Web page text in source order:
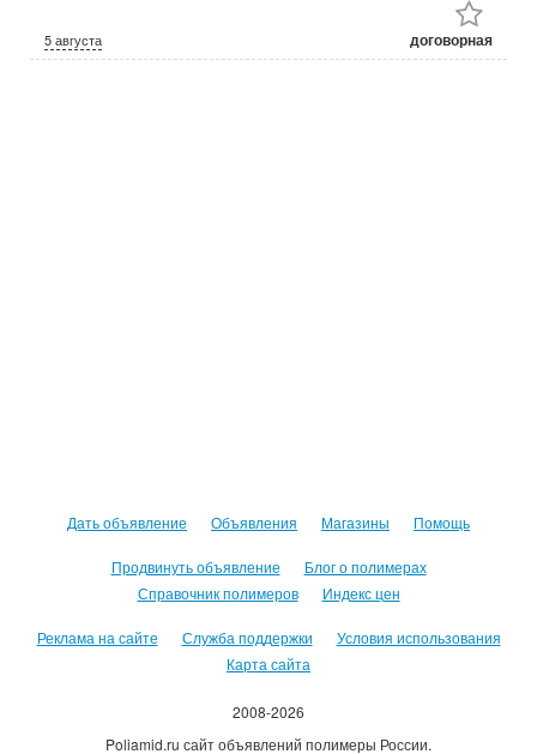
5 августа договорная
Дать объявление Объявления Магазины Помощь
Продвинуть объявление
Блог о полимерах
Справочник полимеров
Индекс цен
Реклама на сайте Служба поддержки
Условия использования
Карта сайта
2008-2026
Poliamid.ru сайт объявлений полимеры России.